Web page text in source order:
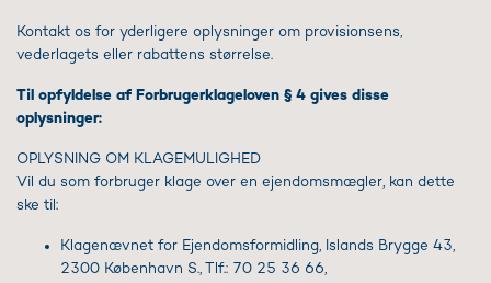
Kontakt os for yderligere oplysninger om provisionsens,
vederlagets eller rabattens størrelse.
Til opfyldelse af Forbrugerklageloven § 4 gives disse
oplysninger:
OPLYSNING OM KLAGEMULIGHED
Vil du som forbruger klage over en ejendomsmægler, kan dette
ske til:
Klagenævnet for Ejendomsformidling, Islands Brygge 43,
2300 København S., Tlf.: 70 25 36 66,